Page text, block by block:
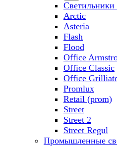
Светильники
Arctic
Asteria
Flash
Flood
Office
Office Classic
Office
Promlux
Retail (prom)
Street
Street 2
Street Regul
Промышленные